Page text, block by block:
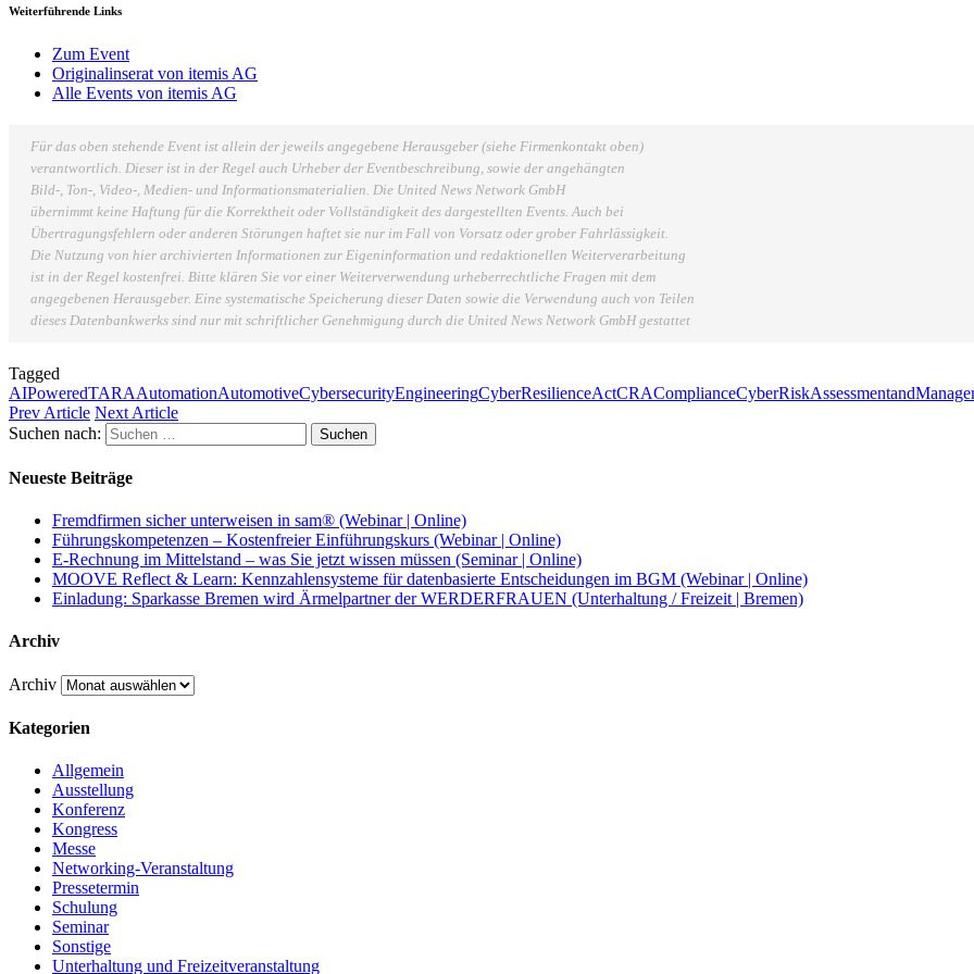
Weiterführende Links
Zum Event
Originalinserat von itemis AG
Alle Events von itemis AG
Für das oben stehende Event ist allein der jeweils angegebene Herausgeber (siehe Firmenkontakt oben)
verantwortlich. Dieser ist in der Regel auch Urheber der Eventbeschreibung, sowie der angehängten
Bild-, Ton-, Video-, Medien- und Informationsmaterialien. Die United News Network GmbH
übernimmt keine Haftung für die Korrektheit oder Vollständigkeit des dargestellten Events. Auch bei
Übertragungsfehlern oder anderen Störungen haftet sie nur im Fall von Vorsatz oder grober Fahrlässigkeit.
Die Nutzung von hier archivierten Informationen zur Eigeninformation und redaktionellen Weiterverarbeitung
ist in der Regel kostenfrei. Bitte klären Sie vor einer Weiterverwendung urheberrechtliche Fragen mit dem
angegebenen Herausgeber. Eine systematische Speicherung dieser Daten sowie die Verwendung auch von Teilen
dieses Datenbankwerks sind nur mit schriftlicher Genehmigung durch die United News Network GmbH gestattet
Tagged
AIPoweredTARAAutomationAutomotiveCybersecurityEngineeringCyberResilienceActCRACompliance
Prev Article Next Article
Suchen nach:
Neueste Beiträge
Fremdfirmen sicher unterweisen in sam® (Webinar | Online)
Führungskompetenzen – Kostenfreier Einführungskurs (Webinar | Online)
E-Rechnung im Mittelstand – was Sie jetzt wissen müssen (Seminar | Online)
MOOVE Reflect & Learn: Kennzahlensysteme für datenbasierte Entscheidungen im BGM (Webinar | Online)
Einladung: Sparkasse Bremen wird Ärmelpartner der WERDERFRAUEN (Unterhaltung / Freizeit | Bremen)
Archiv
Archiv
Kategorien
Allgemein
Ausstellung
Konferenz
Kongress
Messe
Networking-Veranstaltung
Pressetermin
Schulung
Seminar
Sonstige
Unterhaltung und Freizeitveranstaltung